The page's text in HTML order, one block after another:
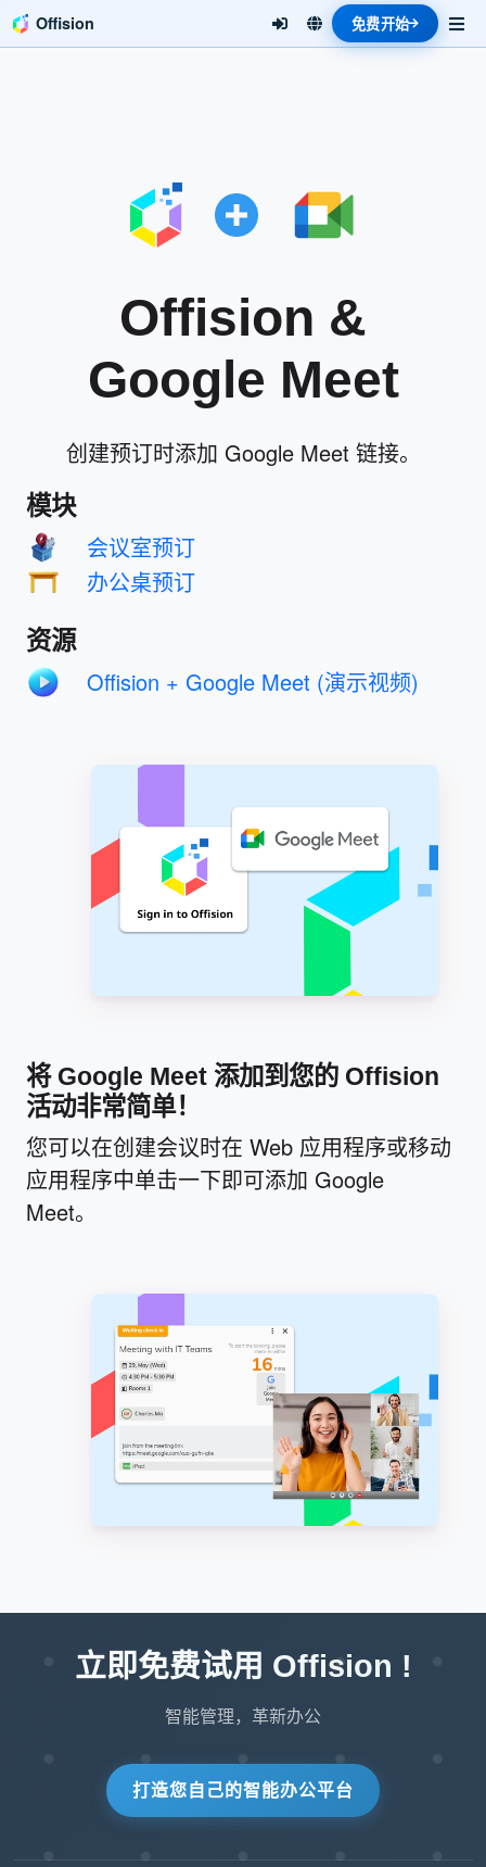
Offision 免费开始
Offision &
Google Meet
创建预订时添加 Google Meet 链接。
模块
会议室预订
办公桌预订
资源
Offision + Google Meet (演示视频)
将 Google Meet 添加到您的 Offision
活动非常简单！
您可以在创建会议时在 Web 应用程序或移动
应用程序中单击一下即可添加 Google
Meet。
立即免费试用 Offision !
智能管理，革新办公
打造您自己的智能办公平台